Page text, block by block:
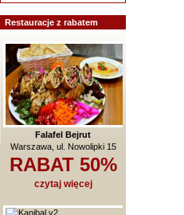
Restauracje z rabatem
Falafel Bejrut
Warszawa, ul. Nowolipki 15
RABAT 50%
czytaj więcej